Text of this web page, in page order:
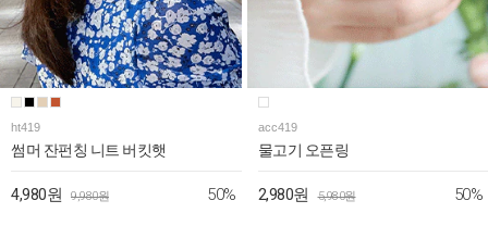
ht419
썸머 잔펀칭 니트 버킷햇
4,980원 9,980원 50%
acc419
물고기 오픈링
2,980원 5,980원 50%